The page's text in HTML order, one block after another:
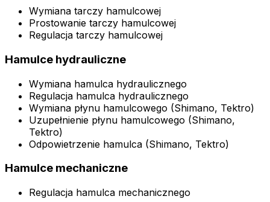
Wymiana tarczy hamulcowej
Prostowanie tarczy hamulcowej
Regulacja tarczy hamulcowej
Hamulce hydrauliczne
Wymiana hamulca hydraulicznego
Regulacja hamulca hydraulicznego
Wymiana płynu hamulcowego (Shimano, Tektro)
Uzupełnienie płynu hamulcowego (Shimano,
Tektro)
Odpowietrzenie hamulca (Shimano, Tektro)
Hamulce mechaniczne
Regulacja hamulca mechanicznego